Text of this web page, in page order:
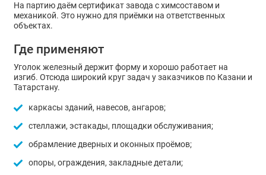
На партию даём сертификат завода с химсоставом и
механикой. Это нужно для приёмки на ответственных
объектах.
Где применяют
Уголок железный держит форму и хорошо работает на
изгиб. Отсюда широкий круг задач у заказчиков по Казани и
Татарстану.
каркасы зданий, навесов, ангаров;
стеллажи, эстакады, площадки обслуживания;
обрамление дверных и оконных проёмов;
опоры, ограждения, закладные детали;